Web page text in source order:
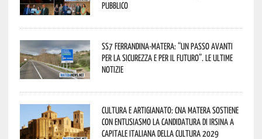
pubblico
SS7 Ferrandina-Matera: “Un passo avanti
per la sicurezza e per il futuro”. Le ultime
notizie
Cultura e Artigianato: CNA Matera sostiene
con entusiasmo la candidatura di Irsina a
Capitale Italiana della Cultura 2029